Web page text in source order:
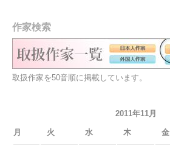
作家検索
取扱作家を50音順に掲載しています。
2011年11月
月 火 水 木 金